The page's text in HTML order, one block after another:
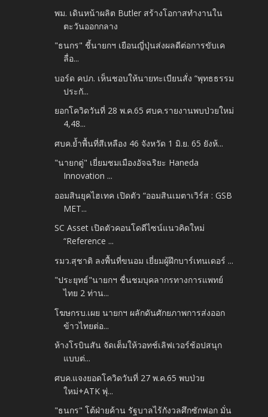
พม. เดินหน้าผลิต Butler สร้างโอกาสทำงานใน
ตะวันออกกลาง
"ธนกร" ชี้นายกฯ เยือนญี่ปุ่นส่งผลดีต่อการขับเค
ลื่อ...
บอร์ด คปภ. เห็นชอบให้นายทะเบียนสั่ง “พุทธธรรม
ประกั...
ยอกโควิดวันที่ 28 พ.ค.65 ศบค.รายงานพบป่วยใหม่
4,48...
ศบค.ย้ำพื้นที่สีเหลือง 46 จังหวัด 1 มิ.ย. 65 ยังห้...
"นายกตู่" เยี่ยมชมเมืองอัจฉริยะ Haneda
Innovation ...
ออมสินยุคไฮเทค เปิดตัว “ออมสินเมตาเวิร์ส : GSB
MET...
SC Asset เปิดตัวคอนโดดีไซน์แนวคิดใหม่
“Reference ...
รมว.สุชาติ ลงพื้นที่ขนอม เยี่ยมผู้ฝึกบาร์เทนเดอร์ ...
"ประยุทธ์"นายกฯ ชื่นชมบุคลากรทางการแพทย์
ไทย 2 ท่าน...
โฆษกรบ.เผย นายกฯ ผลักดันศักยภาพการส่งออก
ข้าวไทยต่อ...
ห้างโรบินสัน จัดเต็มให้วอทช์เลิฟเวอร์ช้อปสนุก
แบบต่...
ศบค.แจงยอดโควิดวันที่ 27 พ.ค.65 พบป่วย
ใหม่+ATK พุ่...
"ธนกร" โต้ฝ่ายค้าน รัฐบาลไร้กังวลศึกซักฟอก มั่น